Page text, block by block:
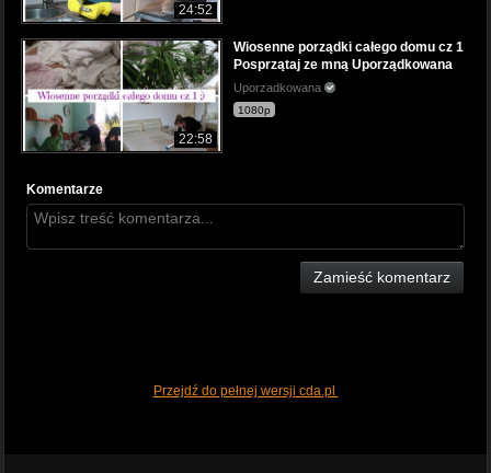
24:52
22:58
Wiosenne porządki całego domu cz 1
Posprzątaj ze mną Uporządkowana
Uporzadkowana
1080p
Komentarze
Zamieść komentarz
Przejdź do pełnej wersji cda.pl